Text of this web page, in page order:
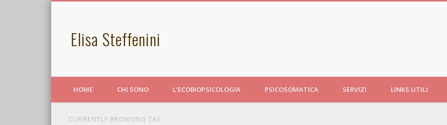
Elisa Steffenini
HOME CHI SONO L’ECOBIOPSICOLOGIA PSICOSOMATICA SERVIZI LINKS UTILI
CURRENTLY BROWSING TAG